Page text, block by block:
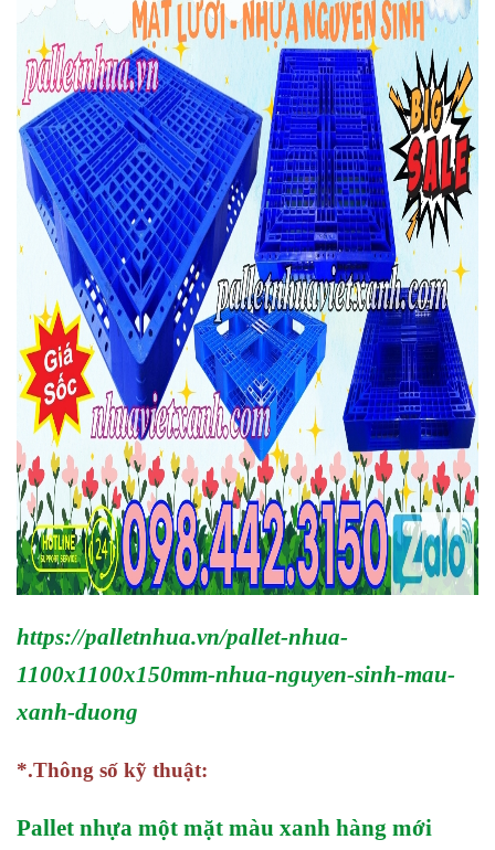
https://palletnhua.vn/pallet-nhua-
1100x1100x150mm-nhua-nguyen-sinh-mau-
xanh-duong
*.Thông số kỹ thuật:
Pallet nhựa một mặt màu xanh hàng mới